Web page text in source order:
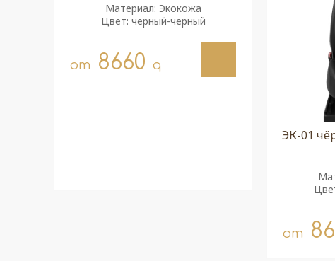
Материал: Экокожа
Цвет: чёрный-чёрный
от 8660 q
ЭК-01
от